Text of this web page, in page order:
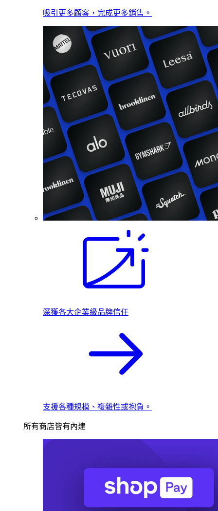
吸引更多顧客，完成更多銷售。
深獲各大企業級品牌信任
支援各種規模、複雜性或抱負。
所有商店皆有內建